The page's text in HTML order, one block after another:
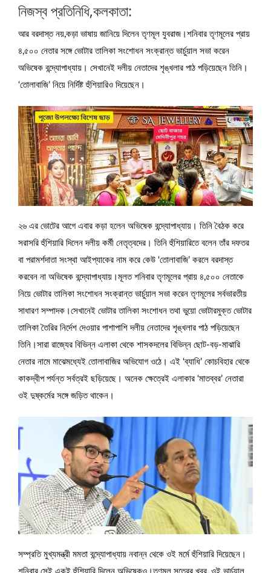
নিজস্ব প্রতিনিধি,কলকাতা:
আর বরদাস্ত নয়,কড়া ভাষায় জানিয়ে দিলেন তৃণমূল যুবরাজ।শনিবার তৃণমূলের প্রায়
৪,৫০০ নেতার সঙ্গে ভোটার তালিকা সংশোধন সংক্রান্ত ভার্চুয়াল সভা করেন
অভিষেক বন্দ্যোপাধ্যায়। সেখানেই দলীয় নেতাদের শৃঙ্খলার পাঠ পড়িয়েছেন তিনি।
‘তোলাবাজি’ নিয়ে নির্দিষ্ট হুঁশিয়ারিও দিয়েছেন।
২৬ এর ভোটের আগে এবার কড়া হলেন অভিষেক বন্দ্যোপাধ্যায়। তিনি বৈঠক করে
সরাসরি হুঁশিয়ারি দিলেন দলীয় কর্মী নেতৃত্বদের। তিনি হুঁশিয়ারিতে বলেন তাঁর দফতর
বা পরামর্শদাতা সংস্থা আইপ্যাকের নাম করে কেউ ‘তোলাবাজি’ করলে বরদাস্ত
করবেন না অভিষেক বন্দ্যোপাধ্যায়।মূলত শনিবার তৃণমূলের প্রায় ৪,৫০০ নেতাকে
নিয়ে ভোটার তালিকা সংশোধন সংক্রান্ত ভার্চুয়াল সভা করেন তৃণমূলের সর্বভারতীয়
সাধারণ সম্পাদক।সেখানেই ভোটার তালিকা সংশোধন তথা ভুয়ো ভোটারমুক্ত ভোটার
তালিকা তৈরির নির্দেশ দেওয়ার পাশাপাশি দলীয় নেতাদের শৃঙ্খলার পাঠ পড়িয়েছেন
তিনি।সারা রাজ্যের বিভিন্ন এলাকা থেকে শাসকদলের বিভিন্ন ছোট-বড়-মাঝারি
নেতার নামে মাঝেমধ্যেই তোলাবাজির অভিযোগ ওঠে। এই ‘ব্যাধি’ কোচবিহার থেকে
কাকদ্বীপ পর্যন্ত সর্বত্রই ছড়িয়েছে। অনেক ক্ষেত্রেই এলাকার ‘মাতব্বর’ নেতারা
ওই দুষ্কর্মের সঙ্গে জড়িত থাকেন।
সম্প্রতি মুখ্যমন্ত্রী মমতা বন্দ্যোপাধ্যায় নবান্ন থেকে ওই মর্মে হুঁশিয়ারি দিয়েছেন।